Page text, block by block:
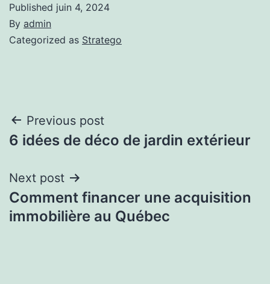
Published juin 4, 2024
By admin
Categorized as Stratego
Navigation
de
l'article
Previous post
6 idées de déco de jardin extérieur
Next post
Comment financer une acquisition
immobilière au Québec